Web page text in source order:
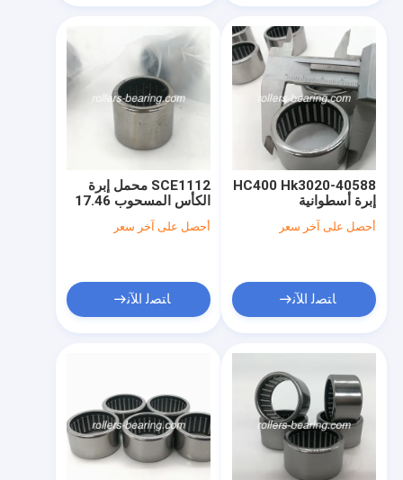
المنتجات
أشرطة فيديو
SCE1112 محمل إبرة
الكأس المسحوب 17.46
لقطع غيار السيارات
أحصل على آخر سعر
ﺎﺘﺼﻟ ﺍﻶﻧ
40588-HC400 Hk3020
إبرة أسطوانية
لمدة 12 شهرًا
أحصل على آخر سعر
ﺎﺘﺼﻟ ﺍﻶﻧ